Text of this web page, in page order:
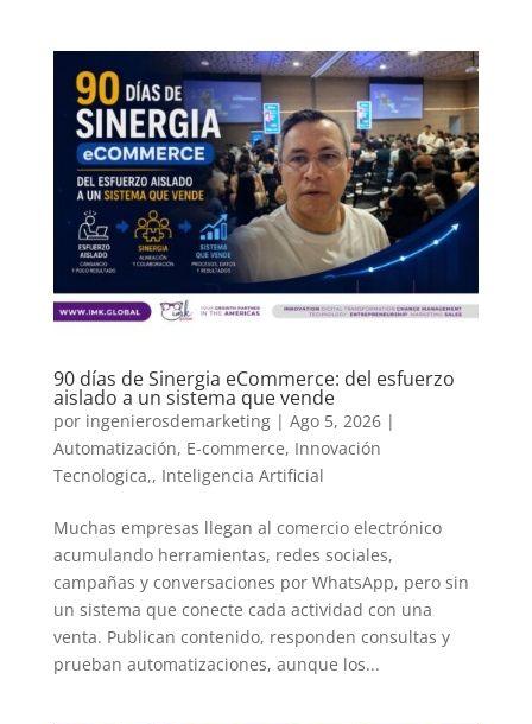
90 días de Sinergia eCommerce: del esfuerzo
aislado a un sistema que vende
por ingenierosdemarketing| Ago 5, 2026|
Automatización, E-commerce, Innovación
Tecnologica,, Inteligencia Artificial
Muchas empresas llegan al comercio electrónico
acumulando herramientas, redes sociales,
campañas y conversaciones por WhatsApp, pero sin
un sistema que conecte cada actividad con una
venta. Publican contenido, responden consultas y
prueban automatizaciones, aunque los...